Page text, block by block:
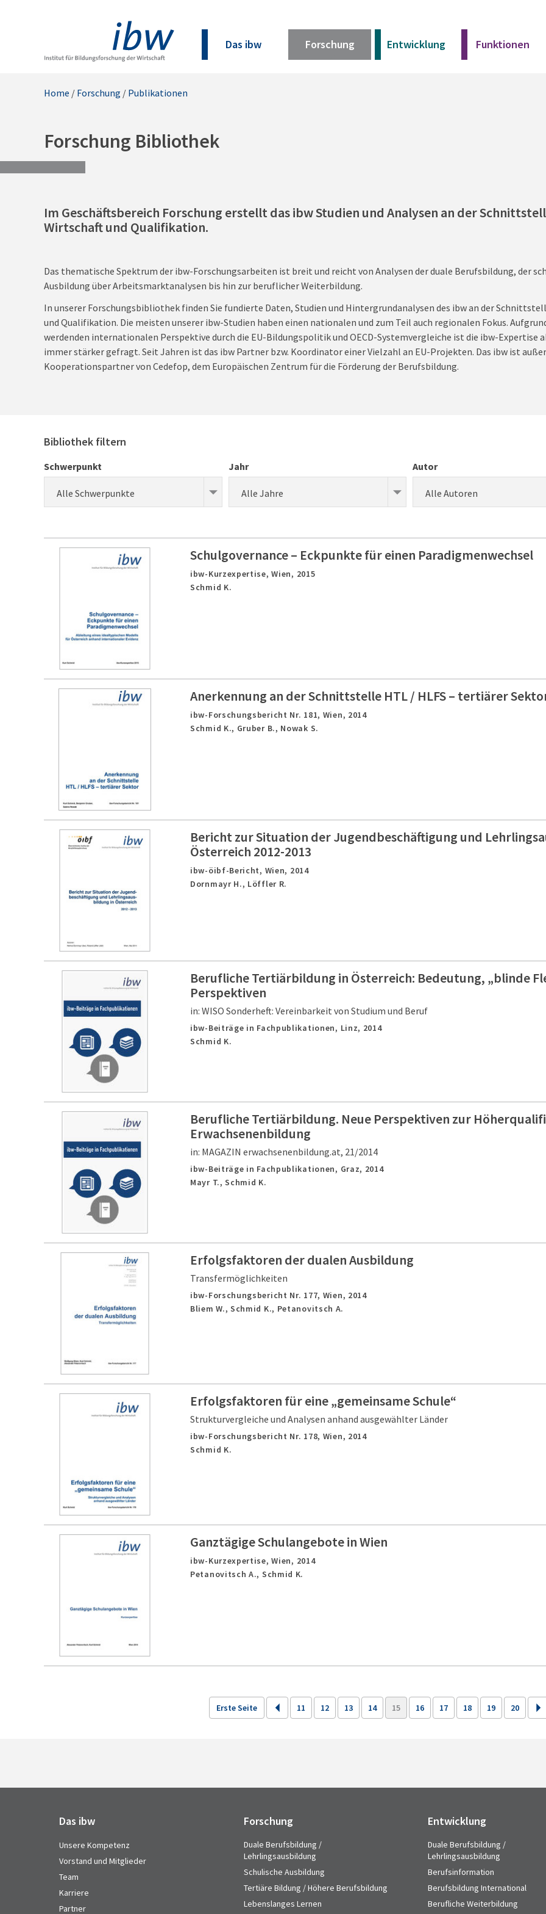
Das ibw Forschung Entwicklung Funktionen
Kurz erklärt
Materialien
Home / Forschung / Publikationen
Forschung Bibliothek
Im Geschäftsbereich Forschung erstellt das ibw Studien und Analysen an der
Wirtschaft und Qualifikation.
Das thematische Spektrum der ibw-Forschungsarbeiten ist breit und reicht von Analysen der duale Berufsbildung, der
Ausbildung über Arbeitsmarktanalysen bis hin zur beruflicher Weiterbildung.
In unserer Forschungsbibliothek finden Sie fundierte Daten, Studien und Hintergrundanalysen des ibw an der
und Qualifikation. Die meisten unserer ibw-Studien haben einen nationalen und zum Teil auch regionalen Fokus.
werdenden internationalen Perspektive durch die EU-Bildungspolitik und OECD-Systemvergleiche ist die ibw-Expertise
immer stärker gefragt. Seit Jahren ist das ibw Partner bzw. Koordinator einer Vielzahl an EU-Projekten. Das ibw ist
Kooperationspartner von Cedefop, dem Europäischen Zentrum für die Förderung der Berufsbildung.
Bibliothek filtern
Schwerpunkt
Alle Schwerpunkte
Jahr
Alle Jahre
Autor
Alle Autoren
Schulgovernance – Eckpunkte für einen Paradigmenwechsel
ibw-Kurzexpertise,Wien, 2015
Schmid K.
Anerkennung an der Schnittstelle HTL / HLFS – tertiärer
ibw-Forschungsbericht Nr. 181, Wien, 2014
Schmid K., Gruber B., Nowak S.
Bericht zur Situation der Jugendbeschäftigung und
Österreich 2012-2013
ibw-öibf-Bericht, Wien, 2014
Dornmayr H., Löffler R.
Berufliche Tertiärbildung in Österreich: Bedeutung, „blinde
Perspektiven
in: WISO Sonderheft: Vereinbarkeit von Studium und Beruf
ibw-Beiträge in Fachpublikationen, Linz, 2014
Schmid K.
Berufliche Tertiärbildung. Neue Perspektiven zur
Erwachsenenbildung
in: MAGAZIN erwachsenenbildung.at, 21/2014
ibw-Beiträge in Fachpublikationen, Graz, 2014
Mayr T., Schmid K.
Erfolgsfaktoren der dualen Ausbildung
Transfermöglichkeiten
ibw-Forschungsbericht Nr. 177, Wien, 2014
Bliem W., Schmid K., Petanovitsch A.
Erfolgsfaktoren für eine „gemeinsame Schule“
Strukturvergleiche und Analysen anhand ausgewählter Länder
ibw-Forschungsbericht Nr. 178, Wien, 2014
Schmid K.
Ganztägige Schulangebote in Wien
ibw-Kurzexpertise,Wien, 2014
Petanovitsch A., Schmid K.
Erste Seite 11 12 13 14 15 16 17 18 19 20
Das ibw
Unsere Kompetenz
Vorstand und Mitglieder
Team
Karriere
Partner
Forschung
Duale Berufsbildung /
Lehrlingsausbildung
Schulische Ausbildung
Tertiäre Bildung / Höhere Berufsbildung
Lebenslanges Lernen
Entwicklung
Duale Berufsbildung /
Lehrlingsausbildung
Berufsinformation
Berufsbildung International
Berufliche Weiterbildung